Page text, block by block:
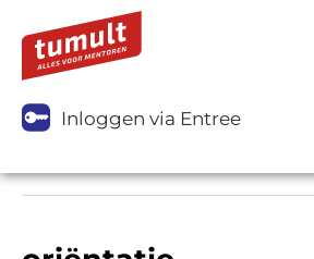
Inloggen via Entree